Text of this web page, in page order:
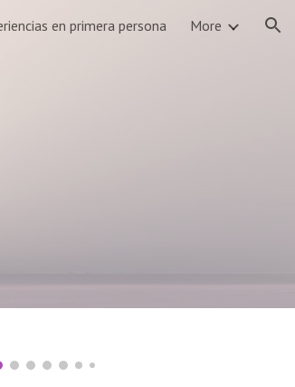
en primera persona More